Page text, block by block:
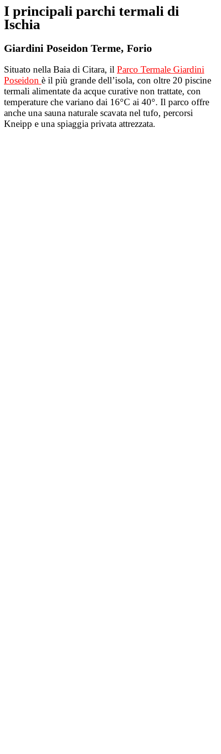
I principali parchi termali di
Ischia
Giardini Poseidon Terme, Forio
Situato nella Baia di Citara, il Parco Termale Giardini
Poseidon è il più grande dell’isola, con oltre 20 piscine
termali alimentate da acque curative non trattate, con
temperature che variano dai 16°C ai 40°. Il parco offre
anche una sauna naturale scavata nel tufo, percorsi
Kneipp e una spiaggia privata attrezzata.